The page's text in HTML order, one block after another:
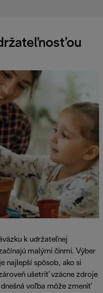
k udržateľnej
malými činmi. Výber
najlepší spôsob, ako si
ušetriť vzácne zdroje
voľba môže zmeniť